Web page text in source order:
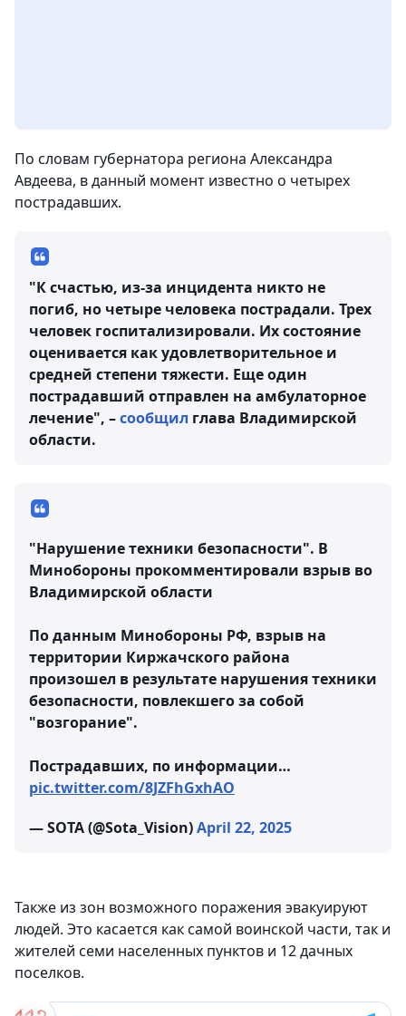
По словам губернатора региона Александра
Авдеева, в данный момент известно о четырех
пострадавших.
"К счастью, из-за инцидента никто не
погиб, но четыре человека пострадали. Трех
человек госпитализировали. Их состояние
оценивается как удовлетворительное и
средней степени тяжести. Еще один
пострадавший отправлен на амбулаторное
лечение", –сообщил глава Владимирской
области.
"Нарушение техники безопасности". В
Минобороны прокомментировали взрыв во
Владимирской области
По данным Минобороны РФ, взрыв на
территории Киржачского района
произошел в результате нарушения техники
безопасности, повлекшего за собой
"возгорание".
Пострадавших, по информации…
pic.twitter.com/8JZFhGxhAO
— SOTA (@Sota_Vision)April 22, 2025
Также из зон возможного поражения эвакуируют
людей. Это касается как самой воинской части, так и
жителей семи населенных пунктов и 12 дачных
поселков.